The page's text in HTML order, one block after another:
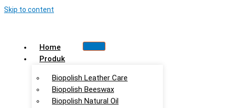
Skip to content
Home
Produk
Biopolish Leather Care
Biopolish Beeswax
Biopolish Natural Oil